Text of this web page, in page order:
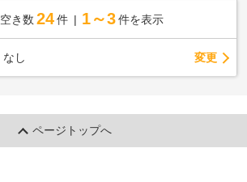
空き数 24 件 1～3 件を表示
なし 変更
ページトップへ